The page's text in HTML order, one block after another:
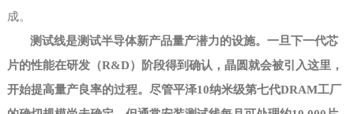
成。
测试线是测试半导体新产品量产潜力的设施。一旦下一代芯
片的性能在研发（R&D）阶段得到确认，晶圆就会被引入这里，
开始提高量产良率的过程。尽管平泽10纳米级第七代DRAM工厂